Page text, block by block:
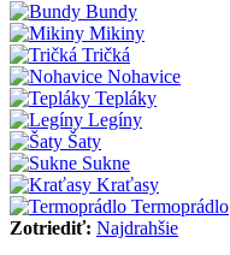
Bundy
Mikiny
Tričká
Nohavice
Tepláky
Legíny
Šaty
Sukne
Kraťasy
Termoprádlo
Zotriediť: Najdrahšie